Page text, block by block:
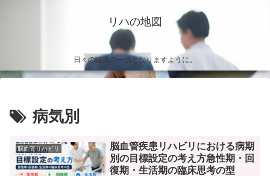
リハの地図
日々の臨床の一助となりますように。
病気別
脳血管リハビリ
脳血管疾患リハビリにおける病期
別の目標設定の考え方急性期・回
復期・生活期の臨床思考の型